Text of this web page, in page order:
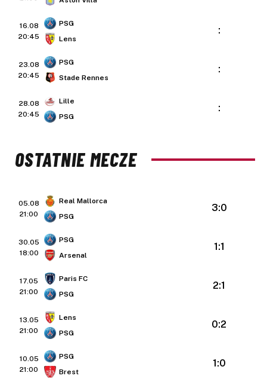
16.08
20:45
PSG
Lens
:
23.08
20:45
PSG
Stade Rennes
:
28.08
20:45
Lille
PSG
:
OSTATNIE MECZE
05.08
21:00
Real Mallorca
PSG
3:0
30.05
18:00
PSG
Arsenal
1:1
17.05
21:00
Paris FC
PSG
2:1
13.05
21:00
Lens
PSG
0:2
10.05
21:00
PSG
Brest
1:0